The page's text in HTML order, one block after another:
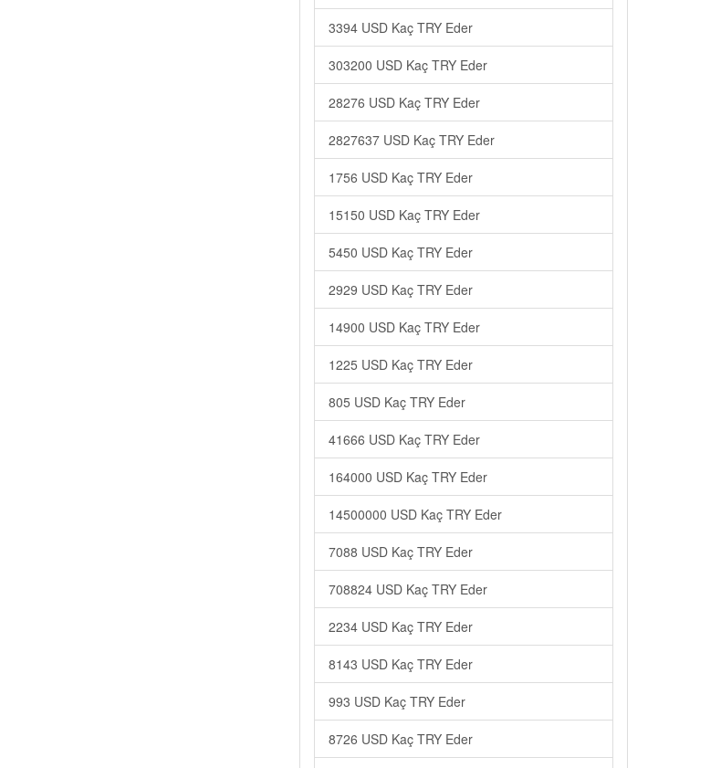
3394 USD Kaç TRY Eder
303200 USD Kaç TRY Eder
28276 USD Kaç TRY Eder
2827637 USD Kaç TRY Eder
1756 USD Kaç TRY Eder
15150 USD Kaç TRY Eder
5450 USD Kaç TRY Eder
2929 USD Kaç TRY Eder
14900 USD Kaç TRY Eder
1225 USD Kaç TRY Eder
805 USD Kaç TRY Eder
41666 USD Kaç TRY Eder
164000 USD Kaç TRY Eder
14500000 USD Kaç TRY Eder
7088 USD Kaç TRY Eder
708824 USD Kaç TRY Eder
2234 USD Kaç TRY Eder
8143 USD Kaç TRY Eder
993 USD Kaç TRY Eder
8726 USD Kaç TRY Eder